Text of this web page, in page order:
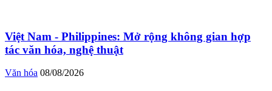
Việt Nam - Philippines: Mở rộng không gian hợp
tác văn hóa, nghệ thuật
Văn hóa 08/08/2026